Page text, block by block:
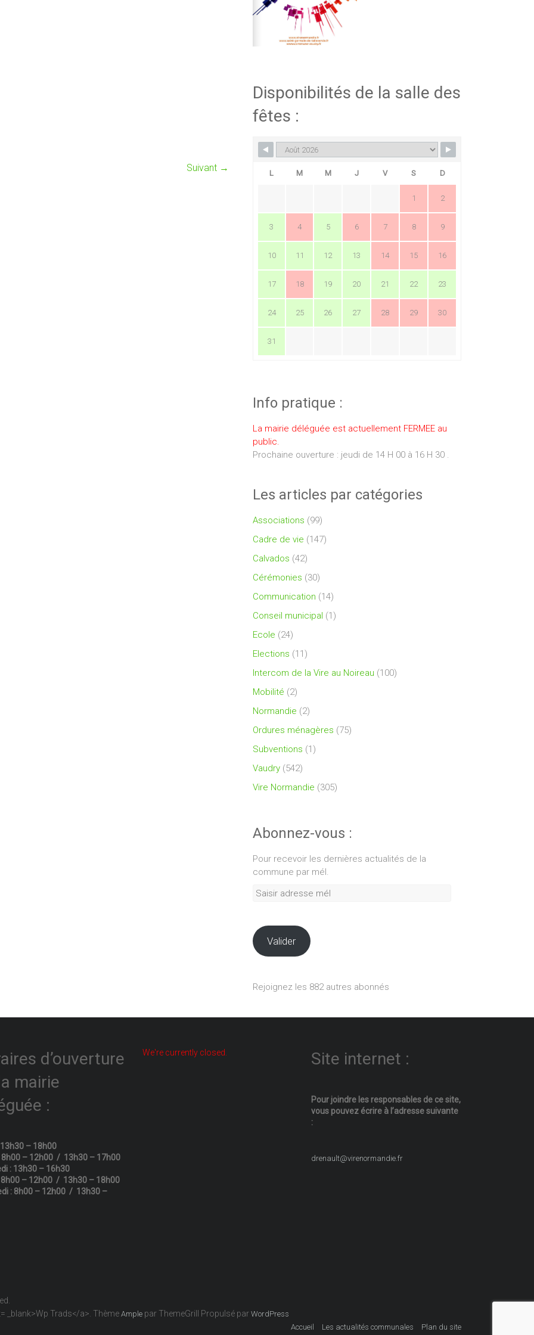
Suivant →
Disponibilités de la salle des
fêtes :
L M M J V S D
1 2
3 4 5 6 7 8 9
10 11 12 13 14 15 16
17 18 19 20 21 22 23
24 25 26 27 28 29 30
31
Info pratique :
La mairie déléguée est actuellement FERMEE au
public.
Prochaine ouverture : jeudi de 14 H 00 à 16 H 30 .
Les articles par catégories
Associations (99)
Cadre de vie (147)
Calvados (42)
Cérémonies (30)
Communication (14)
Conseil municipal (1)
Ecole (24)
Elections (11)
Intercom de la Vire au Noireau (100)
Mobilité (2)
Normandie (2)
Ordures ménagères (75)
Subventions (1)
Vaudry (542)
Vire Normandie (305)
Abonnez-vous :
Pour recevoir les dernières actualités de la
commune par mél.
Saisir
Valider
Rejoignez les 882 autres abonnés
d’ouverture
mairie
:
13h30 – 18h00
8h00 – 12h00 / 13h30 – 17h00
: 13h30 – 16h30
8h00 – 12h00 / 13h30 – 18h00
: 8h00 – 12h00 / 13h30 –
We're currently closed. Site internet :
Pour joindre les responsables de ce site,
vous pouvez écrire à l’adresse suivante
:
drenault@virenormandie.fr
_blank>Wp Trads</a>. Thème Ample par ThemeGrill Propulsé par WordPress
Accueil
Les actualités communales Plan du site